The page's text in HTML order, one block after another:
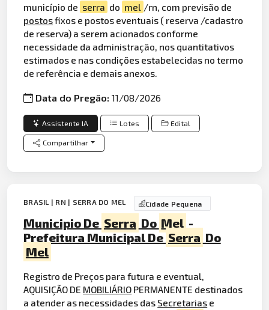
município de serra do mel /rn, com previsão de
postosfixos e postos eventuais ( reserva /cadastro
de reserva) a serem acionados conforme
necessidade da administração, nos quantitativos
estimados e nas condições estabelecidas no termo
de referência e demais anexos.
Data do Pregão:11/08/2026
Assistente IA Lotes Edital
Compartilhar
BRASIL | RN | SERRA DO MEL Cidade Pequena
Municipio De Serra Do Mel -
Prefeitura Municipal De Serra Do
Mel
Registro de Preços para futura e eventual,
AQUISIÇÃO DE MOBILIÁRIO PERMANENTE destinados
a atender as necessidades das Secretarias e